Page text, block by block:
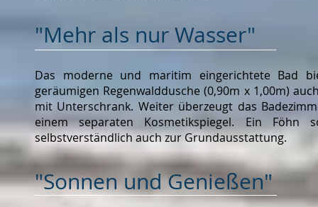
"Mehr als nur Wasser"
Das moderne und maritim eingerichtete Bad
geräumigen Regenwalddusche (0,90m x 1,00m)
mit Unterschrank. Weiter überzeugt das
einem separaten Kosmetikspiegel. Ein Föhn
selbstverständlich auch zur Grundausstattung.
"Sonnen und Genießen"